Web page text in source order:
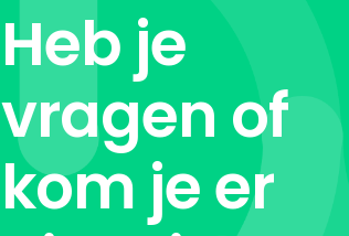
Heb je
vragen of
kom je er